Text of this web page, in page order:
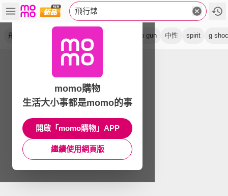
飛行錶
飛行員 top gun 中性 spirit g
momo購物
生活大小事都是momo的事
開啟「momo購物」APP
繼續使用網頁版